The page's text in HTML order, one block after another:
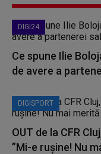
DIGI24
Ce spune Ilie
de avere a
DIGISPORT
OUT de la CFR
”Mi-e rușine! Nu